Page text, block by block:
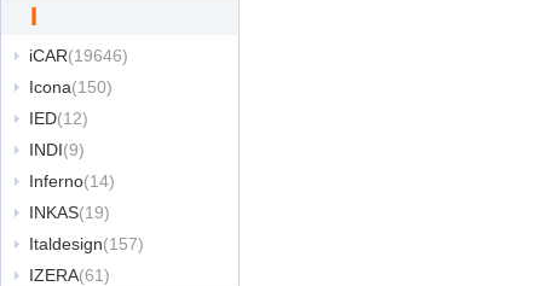
I
iCAR(19646)
Icona(150)
IED(12)
INDI(9)
Inferno(14)
INKAS(19)
Italdesign(157)
IZERA(61)